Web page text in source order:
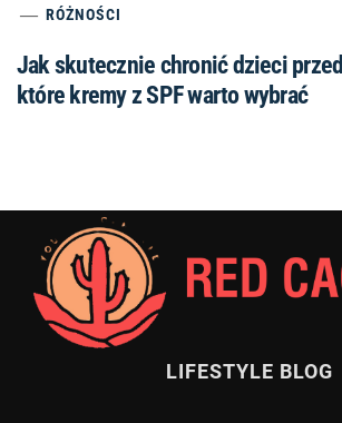
RÓŻNOŚCI
Jak skutecznie chronić dzieci
które kremy z SPF warto wybrać
LIFESTYLE BLOG